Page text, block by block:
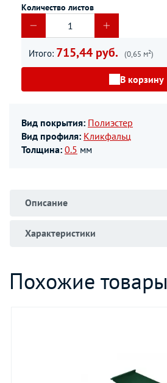
Количество листов
Итого: 715,44 руб. (0,65 м²)
В корзину
Вид покрытия: Полиэстер
Вид профиля: Кликфальц
Толщина: 0.5 мм
Описание
Характеристики
Похожие товары